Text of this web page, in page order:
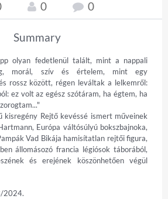
0 0
Summary
olyan fedetlenül talált, mint a nappali
morál, szív és értelem, mint egy
rossz között, régen leváltak a lelkemről:
ez volt az egész szótáram, ha égtem, ha
kisregény Rejtő kevéssé ismert műveinek
Európa váltósúlyú bokszbajnoka,
Vad Bikája hamisítatlan rejtői figura,
állomásozó francia légiósok táborából,
és erejének köszönhetően végül
2024.